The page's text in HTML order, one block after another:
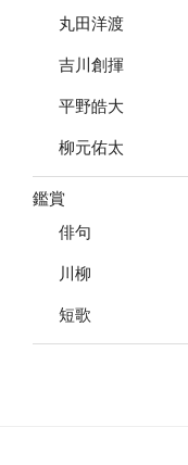
丸田洋渡
吉川創揮
平野皓大
柳元佑太
鑑賞
俳句
川柳
短歌